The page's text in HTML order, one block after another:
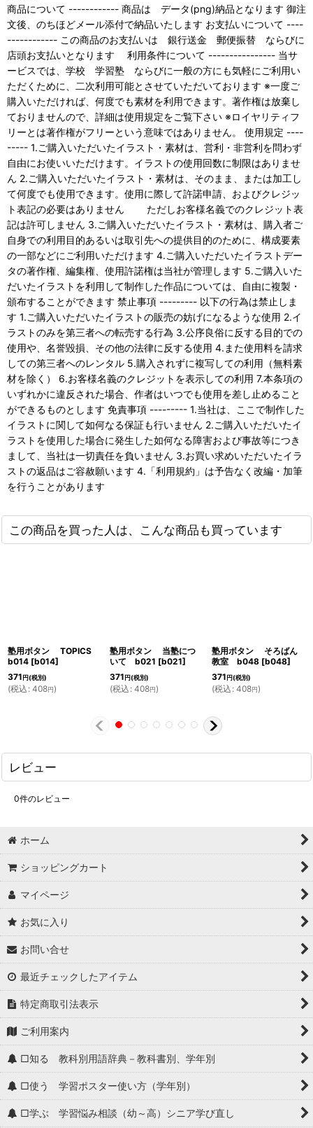
商品について ------------ 商品は データ(png)納品となります 御注
文後、のちほどメール添付で納品いたします お支払いについて ----
------------ この商品のお支払いは 銀行送金 郵便振替 ならびに
店頭お支払いとなります 利用条件について ---------------- 当サ
ービスでは、学校 学習塾 ならびに一般の方にも気軽にご利用い
ただくために、二次利用可能とさせていただいております ※一度ご
購入いただければ、何度でも素材を利用できます。著作権は放棄し
ておりませんので、詳細は使用規定をご覧下さい ※ロイヤリティフ
リーとは著作権がフリーという意味ではありません。 使用規定 ----
----- 1.ご購入いただいたイラスト・素材は、営利・非営利を問わず
自由にお使いいただけます。イラストの使用回数に制限はありませ
ん 2.ご購入いただいたイラスト・素材は、そのまま、または加工し
て何度でも使用できます。使用に際して許諾申請、およびクレジッ
ト表記の必要はありません ただしお客様名義でのクレジット表
記は許可しません 3.ご購入いただいたイラスト・素材は、購入者ご
自身での利用目的あるいは取引先への提供目的のために、構成要素
の一部などにご利用いただけます 4.ご購入いただいたイラストデー
タの著作権、編集権、使用許諾権は当社が管理します 5.ご購入いた
だいたイラストを利用して制作した作品については、自由に複製・
頒布することができます 禁止事項 --------- 以下の行為は禁止しま
す 1.ご購入いただいたイラストの販売の妨げになるような使用 2.イ
ラストのみを第三者への転売する行為 3.公序良俗に反する目的での
使用や、名誉毀損、その他の法律に反する使用 4.また使用料を請求
しての第三者へのレンタル 5.購入されずに複写しての利用（無料素
材を除く） 6.お客様名義のクレジットを表示しての利用 7.本条項の
いずれかに違反された場合、作者はいつでも使用を差し止めること
ができるものとします 免責事項 --------- 1.当社は、ここで制作した
イラストに関して如何なる保証も行いません 2.ご購入いただいたイ
ラストを使用した場合に発生した如何なる障害および事故等につき
まして、当社は一切責任を負いません 3.お買い求めいただいたイラ
ストの返品はご容赦願います 4.「利用規約」は予告なく改編・加筆
を行うことがあります
この商品を買った人は、こんな商品も買っています
塾用ボタン TOPICS
b014 [b014]
371円(税別)
(税込 : 408円)
塾用ボタン 当塾につ
いて b021 [b021]
371円(税別)
(税込 : 408円)
塾用ボタン そろばん
教室 b048 [b048]
371円(税別)
(税込 : 408円)
レビュー
0件のレビュー
ホーム
ショッピングカート
マイページ
お気に入り
お問い合せ
最近チェックしたアイテム
特定商取引法表示
ご利用案内
□知る 教科別用語辞典－教科書別、学年別
□使う 学習ポスター使い方（学年別）
□学ぶ 学習悩み相談（幼～高）シニア学び直し